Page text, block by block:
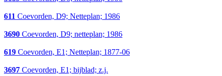
611 Coevorden, D9; Netteplan; 1986
3690 Coevorden, D9; netteplan; 1986
619 Coevorden, E1; Netteplan; 1877-06
3697 Coevorden, E1; bijblad; z.j.